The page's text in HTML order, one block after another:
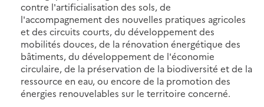
contre l'artificialisation des sols, de
l'accompagnement des nouvelles pratiques agricoles
et des circuits courts, du développement des
mobilités douces, de la rénovation énergétique des
bâtiments, du développement de l'économie
circulaire, de la préservation de la biodiversité et de la
ressource en eau, ou encore de la promotion des
énergies renouvelables sur le territoire concerné.